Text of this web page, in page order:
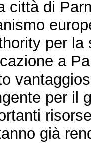
città di
per la
a
per il
già